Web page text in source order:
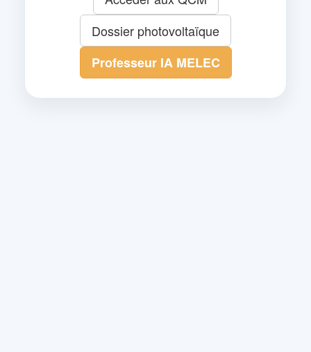
Dossier photovoltaïque
Professeur IA MELEC